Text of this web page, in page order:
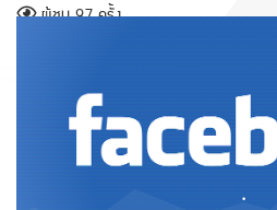
ผู้ชม 97 ครั้ง
.